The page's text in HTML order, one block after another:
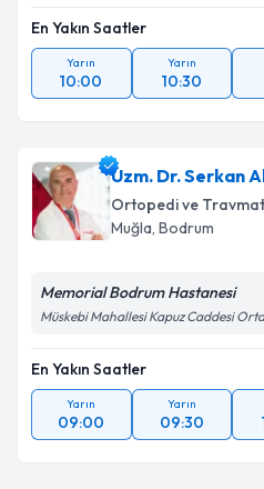
En Yakın Saatler
Yarın
10:00
Yarın
10:30
Uzm. Dr. Serkan
Ortopedi ve
Muğla, Bodrum
Memorial Bodrum Hastanesi
Müskebi Mahallesi Kapuz Caddesi
En Yakın Saatler
Yarın
09:00
Yarın
09:30